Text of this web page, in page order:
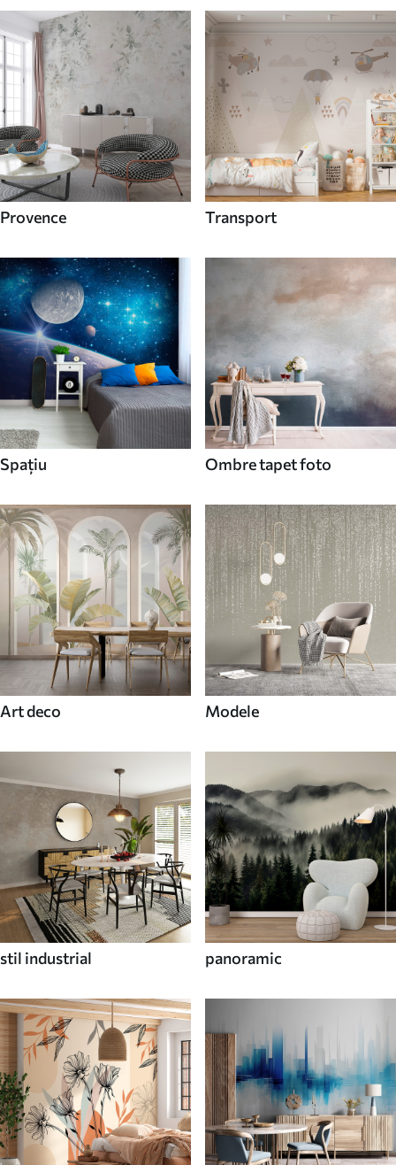
Provence Transport
Spaţiu Ombre tapet foto
Art deco Modele
stil industrial panoramic